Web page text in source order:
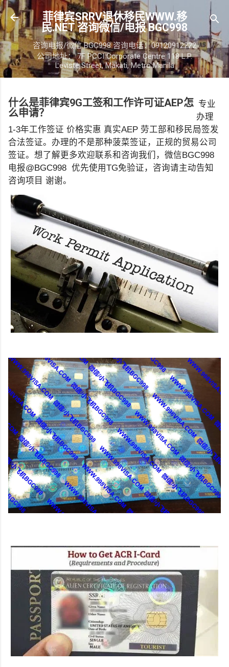
跳至主要内容
菲律宾SRRV退休移民WWW.移
民.NET 咨询微信/电报 BGC998
咨询电报/微信 BGC998 咨询电话：09120912222
公司地址： 7F PCCI Corporate Centre 118 L.P.
Leviste Street, Makati, Metro Manila
什么是菲律宾9G工签和工作许可证AEP怎
么申请？
专业
办理
1-3年工作签证 价格实惠 真实AEP 劳工部和移民局签发
合法签证。办理的不是那种菠菜签证，正规的贸易公司
签证。想了解更多欢迎联系和咨询我们，微信BGC998
电报@BGC998 优先使用TG免验证，咨询请主动告知
咨询项目 谢谢。